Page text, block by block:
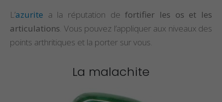
L’azurite a la réputation defortifier les os et les
articulations. Vous pouvez l’appliquer aux niveaux des
points arthritiques et la porter sur vous.
La malachite